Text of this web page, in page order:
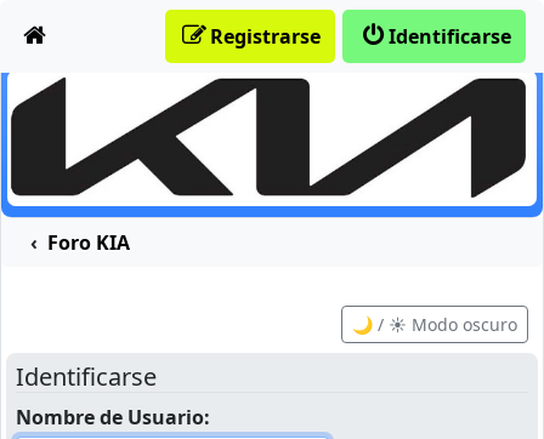
Identificarse
Registrarse
Foro KIA
🌙 / ☀️ Modo oscuro
Identificarse
Nombre de Usuario: